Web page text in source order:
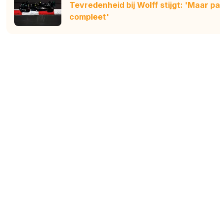
Tevredenheid bij Wolff stijgt: 'Maar
compleet'